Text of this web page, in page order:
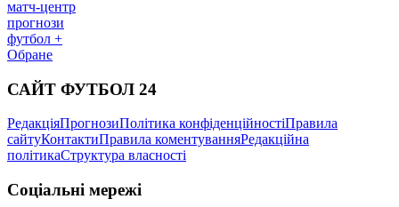
матч-центр
прогнози
футбол +
Обране
САЙТ ФУТБОЛ 24
РедакціяПрогнозиПолітика конфіденційностіПравила
сайтуКонтактиПравила коментуванняРедакційна
політикаСтруктура власності
Соціальні мережі